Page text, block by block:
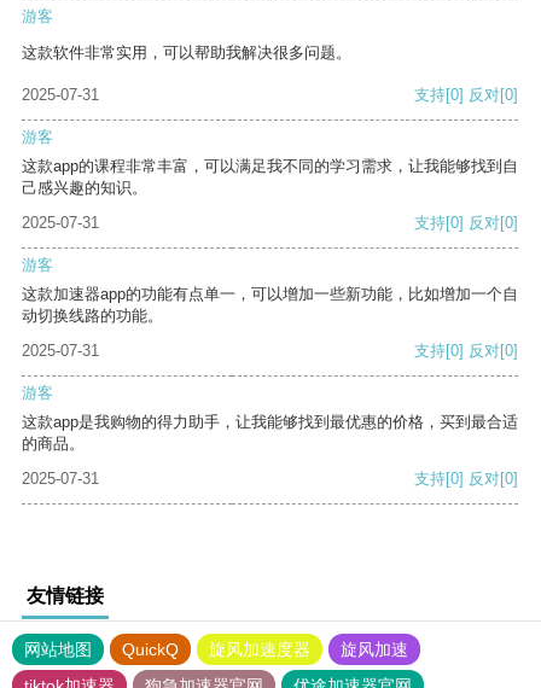
游客
这款软件非常实用，可以帮助我解决很多问题。
2025-07-31 支持[0] 反对[0]
游客
这款app的课程非常丰富，可以满足我不同的学习需求，让我能够找到自
己感兴趣的知识。
2025-07-31
支持[0] 反对[0]
游客
这款加速器app的功能有点单一，可以增加一些新功能，比如增加一个自
动切换线路的功能。
2025-07-31
支持[0] 反对[0]
游客
这款app是我购物的得力助手，让我能够找到最优惠的价格，买到最合适
的商品。
2025-07-31
支持[0] 反对[0]
友情链接
网站地图 QuickQ 旋风加速度器
旋风加速